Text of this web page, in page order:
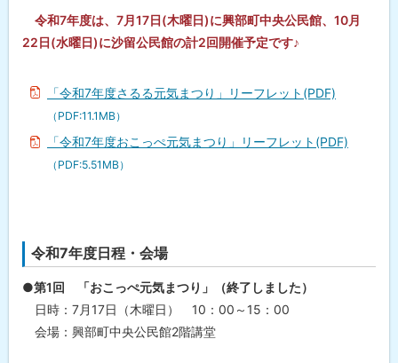
令和7年度は、7月17日(木曜日)に興部町中央公民館、10月
22日(水曜日)に沙留公民館の計2回開催予定です♪
「令和7年度さるる元気まつり」リーフレット(PDF)
（PDF:11.1MB）
「令和7年度おこっぺ元気まつり」リーフレット(PDF)
（PDF:5.51MB）
令和7年度日程・会場
●第1回 「おこっぺ元気まつり」（終了しました）
日時：7月17日（木曜日） 10：00～15：00
会場：興部町中央公民館2階講堂